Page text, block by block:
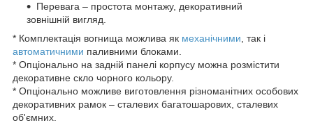
Перевага – простота монтажу, декоративний
зовнішній вигляд.
* Комплектація вогнища можлива як механічними, так і
автоматичними паливними блоками.
* Опціонально на задній панелі корпусу можна розмістити
декоративне скло чорного кольору.
* Опціонально можливе виготовлення різноманітних особових
декоративних рамок – сталевих багатошарових, сталевих
об'ємних.